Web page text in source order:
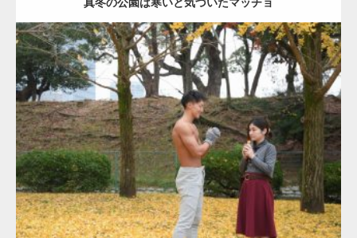
Update: 2021.07.8
Category:公園のマッチョ その他 AKIHITO(細マッチョ) 上腕三頭筋
肩
ダウンロード